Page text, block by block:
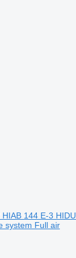
system Full air